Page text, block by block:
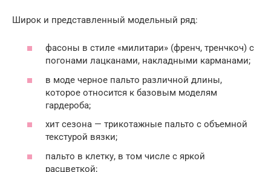
Широк и представленный модельный ряд:
фасоны в стиле «милитари» (френч, тренчкоч) с
погонами лацканами, накладными карманами;
в моде черное пальто различной длины,
которое относится к базовым моделям
гардероба;
хит сезона — трикотажные пальто с объемной
текстурой вязки;
пальто в клетку, в том числе с яркой
расцветкой;